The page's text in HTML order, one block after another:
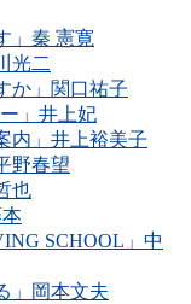
」秦 憲寛
光二
か」関口祐子
」井上妃
内」井上裕美子
野春望
也
SCHOOL」中
」岡本文夫